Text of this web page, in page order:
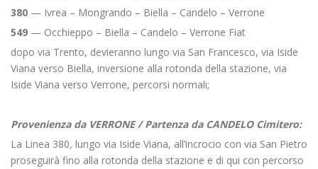
380 — Ivrea – Mongrando – Biella – Candelo – Verrone
549 — Occhieppo – Biella – Candelo – Verrone Fiat
dopo via Trento, devieranno lungo via San Francesco, via Iside
Viana verso Biella, inversione alla rotonda della stazione, via
Iside Viana verso Verrone, percorsi normali;
Provenienza da VERRONE / Partenza da CANDELO Cimitero:
La Linea 380, lungo via Iside Viana, all’incrocio con via San Pietro
proseguirà fino alla rotonda della stazione e di qui con percorso